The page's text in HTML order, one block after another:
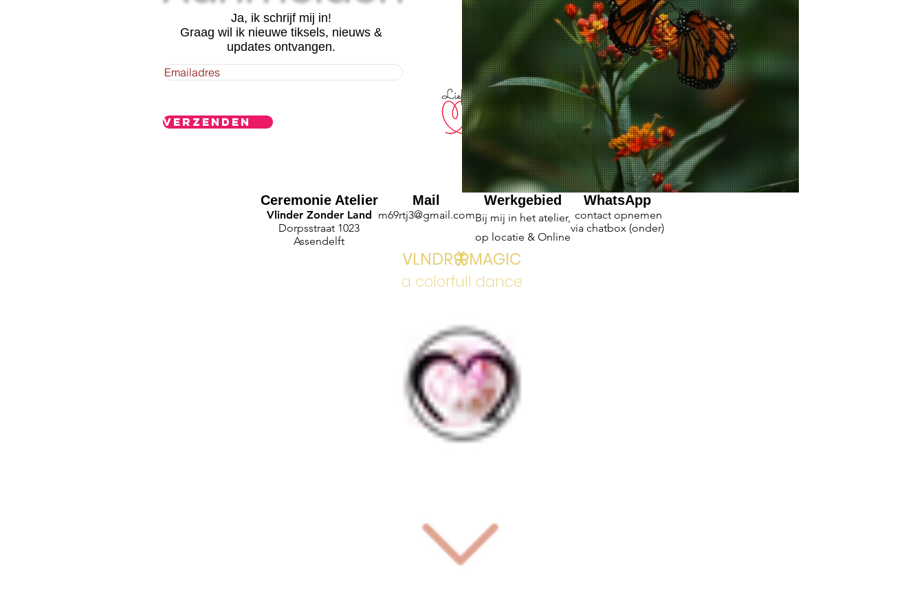
Ja, ik schrijf mij in!
Graag wil ik nieuwe tiksels, nieuws &
updates ontvangen.
Verzenden
Ceremonie Atelier
Vlinder Zonder Land
Dorpsstraat 1023
Assendelft
Mail
m69rtj3@gmail.com
Werkgebied
Bij mij in het atelier,
op locatie & Online
WhatsApp
contact opnemen
via chatbox (onder)
VLNDR🦋MAGIC
a colorfull dance